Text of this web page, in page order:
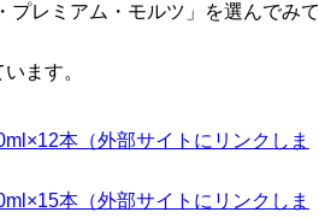
プレミアム・モルツ」を選んでみて
ます。
本（外部サイトにリンクしま
本（外部サイトにリンクしま